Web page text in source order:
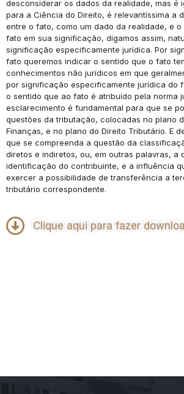
desconsiderar os dados da realidade, mas é
para a Ciência do Direito, é relevantíssima a
entre o fato, como um dado da realidade, e o
fato em sua significação, digamos assim,
significação especificamente jurídica. Por
fato queremos indicar o sentido que o fato
conhecimentos não jurídicos em que
por significação especificamente jurídica do
o sentido que ao fato é atribuído pela norma
esclarecimento é fundamental para que se
questões da tributação, colocadas no plano
Finanças, e no plano do Direito Tributário. E
que se compreenda a questão da
diretos e indiretos, ou, em outras palavras, a
identificação do contribuinte, e a influência
exercer a possibilidade de transferência a
tributário correspondente.
Clique aqui para fazer